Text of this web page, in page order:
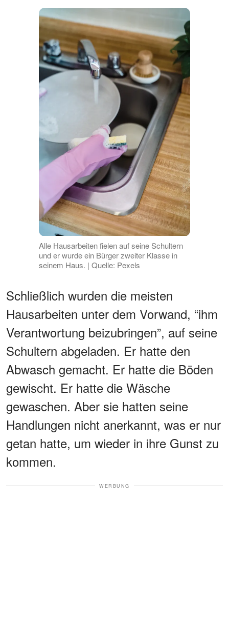
Alle Hausarbeiten fielen auf seine Schultern
und er wurde ein Bürger zweiter Klasse in
seinem Haus. | Quelle: Pexels
Schließlich wurden die meisten
Hausarbeiten unter dem Vorwand, “ihm
Verantwortung beizubringen”, auf seine
Schultern abgeladen. Er hatte den
Abwasch gemacht. Er hatte die Böden
gewischt. Er hatte die Wäsche
gewaschen. Aber sie hatten seine
Handlungen nicht anerkannt, was er nur
getan hatte, um wieder in ihre Gunst zu
kommen.
WERBUNG